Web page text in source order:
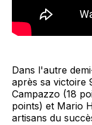
Dans l'autre
après sa victoire
Campazzo (18
points) et Mario
artisans du